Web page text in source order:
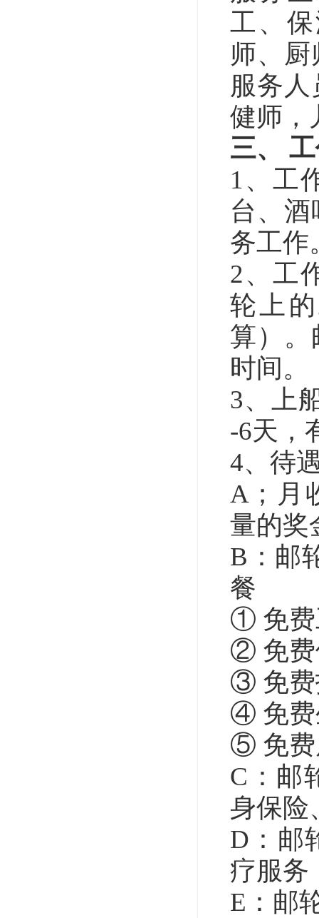
工、
师、
服务
健师
三、
1、工
台、
务工
2、工
轮上
算）。
时间。
3、上
-6天，
4、待
A；月
量的奖
B：邮
餐
① 免
② 免费
③ 免
④ 免费
⑤ 免
C：邮
身保险
D：邮
疗服务
E：邮